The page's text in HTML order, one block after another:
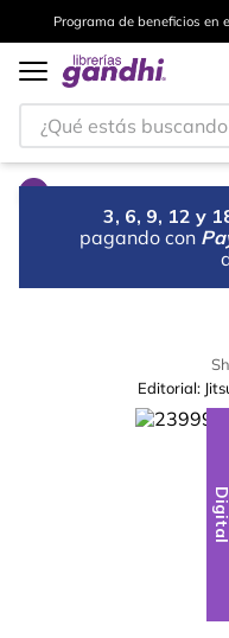
Programa de beneficios en
¿Qué estás buscando?
3, 6, 9, 12 y
pagando con
Editorial:
Digital